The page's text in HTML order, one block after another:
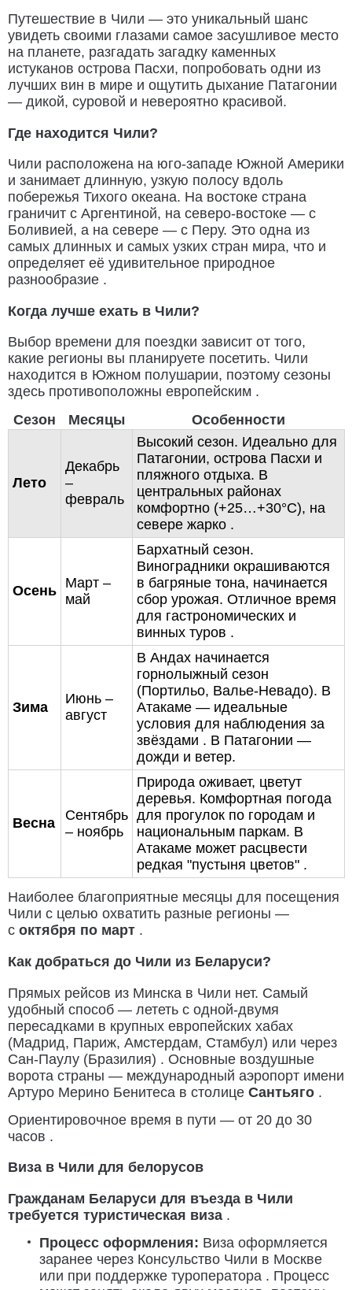
Путешествие в Чили — это уникальный шанс
увидеть своими глазами самое засушливое место
на планете, разгадать загадку каменных
истуканов острова Пасхи, попробовать одни из
лучших вин в мире и ощутить дыхание Патагонии
— дикой, суровой и невероятно красивой.
Где находится Чили?
Чили расположена на юго-западе Южной Америки
и занимает длинную, узкую полосу вдоль
побережья Тихого океана. На востоке страна
граничит с Аргентиной, на северо-востоке — с
Боливией, а на севере — с Перу. Это одна из
самых длинных и самых узких стран мира, что и
определяет её удивительное природное
разнообразие .
Когда лучше ехать в Чили?
Выбор времени для поездки зависит от того,
какие регионы вы планируете посетить. Чили
находится в Южном полушарии, поэтому сезоны
здесь противоположны европейским .
Сезон
Месяцы Особенности
Лето
Декабрь
–
февраль
Высокий сезон. Идеально для
Патагонии, острова Пасхи и
пляжного отдыха. В
центральных районах
комфортно (+25…+30°C), на
севере жарко .
Осень Март –
май
Бархатный сезон.
Виноградники окрашиваются
в багряные тона, начинается
сбор урожая. Отличное время
для гастрономических и
винных туров .
Зима
Июнь –
август
В Андах начинается
горнолыжный сезон
(Портильо, Валье-Невадо). В
Атакаме — идеальные
условия для наблюдения за
звёздами . В Патагонии —
дожди и ветер.
Весна
Сентябрь
– ноябрь
Природа оживает, цветут
деревья. Комфортная погода
для прогулок по городам и
национальным паркам. В
Атакаме может расцвести
редкая "пустыня цветов" .
Наиболее благоприятные месяцы для посещения
Чили с целью охватить разные регионы —
с октября по март .
Как добраться до Чили из Беларуси?
Прямых рейсов из Минска в Чили нет. Самый
удобный способ — лететь с одной-двумя
пересадками в крупных европейских хабах
(Мадрид, Париж, Амстердам, Стамбул) или через
Сан-Паулу (Бразилия) . Основные воздушные
ворота страны — международный аэропорт имени
Артуро Мерино Бенитеса в столице Сантьяго .
Ориентировочное время в пути — от 20 до 30
часов .
Виза в Чили для белорусов
Гражданам Беларуси для въезда в Чили
требуется туристическая виза .
Процесс оформления: Виза оформляется
заранее через Консульство Чили в Москве
или при поддержке туроператора . Процесс